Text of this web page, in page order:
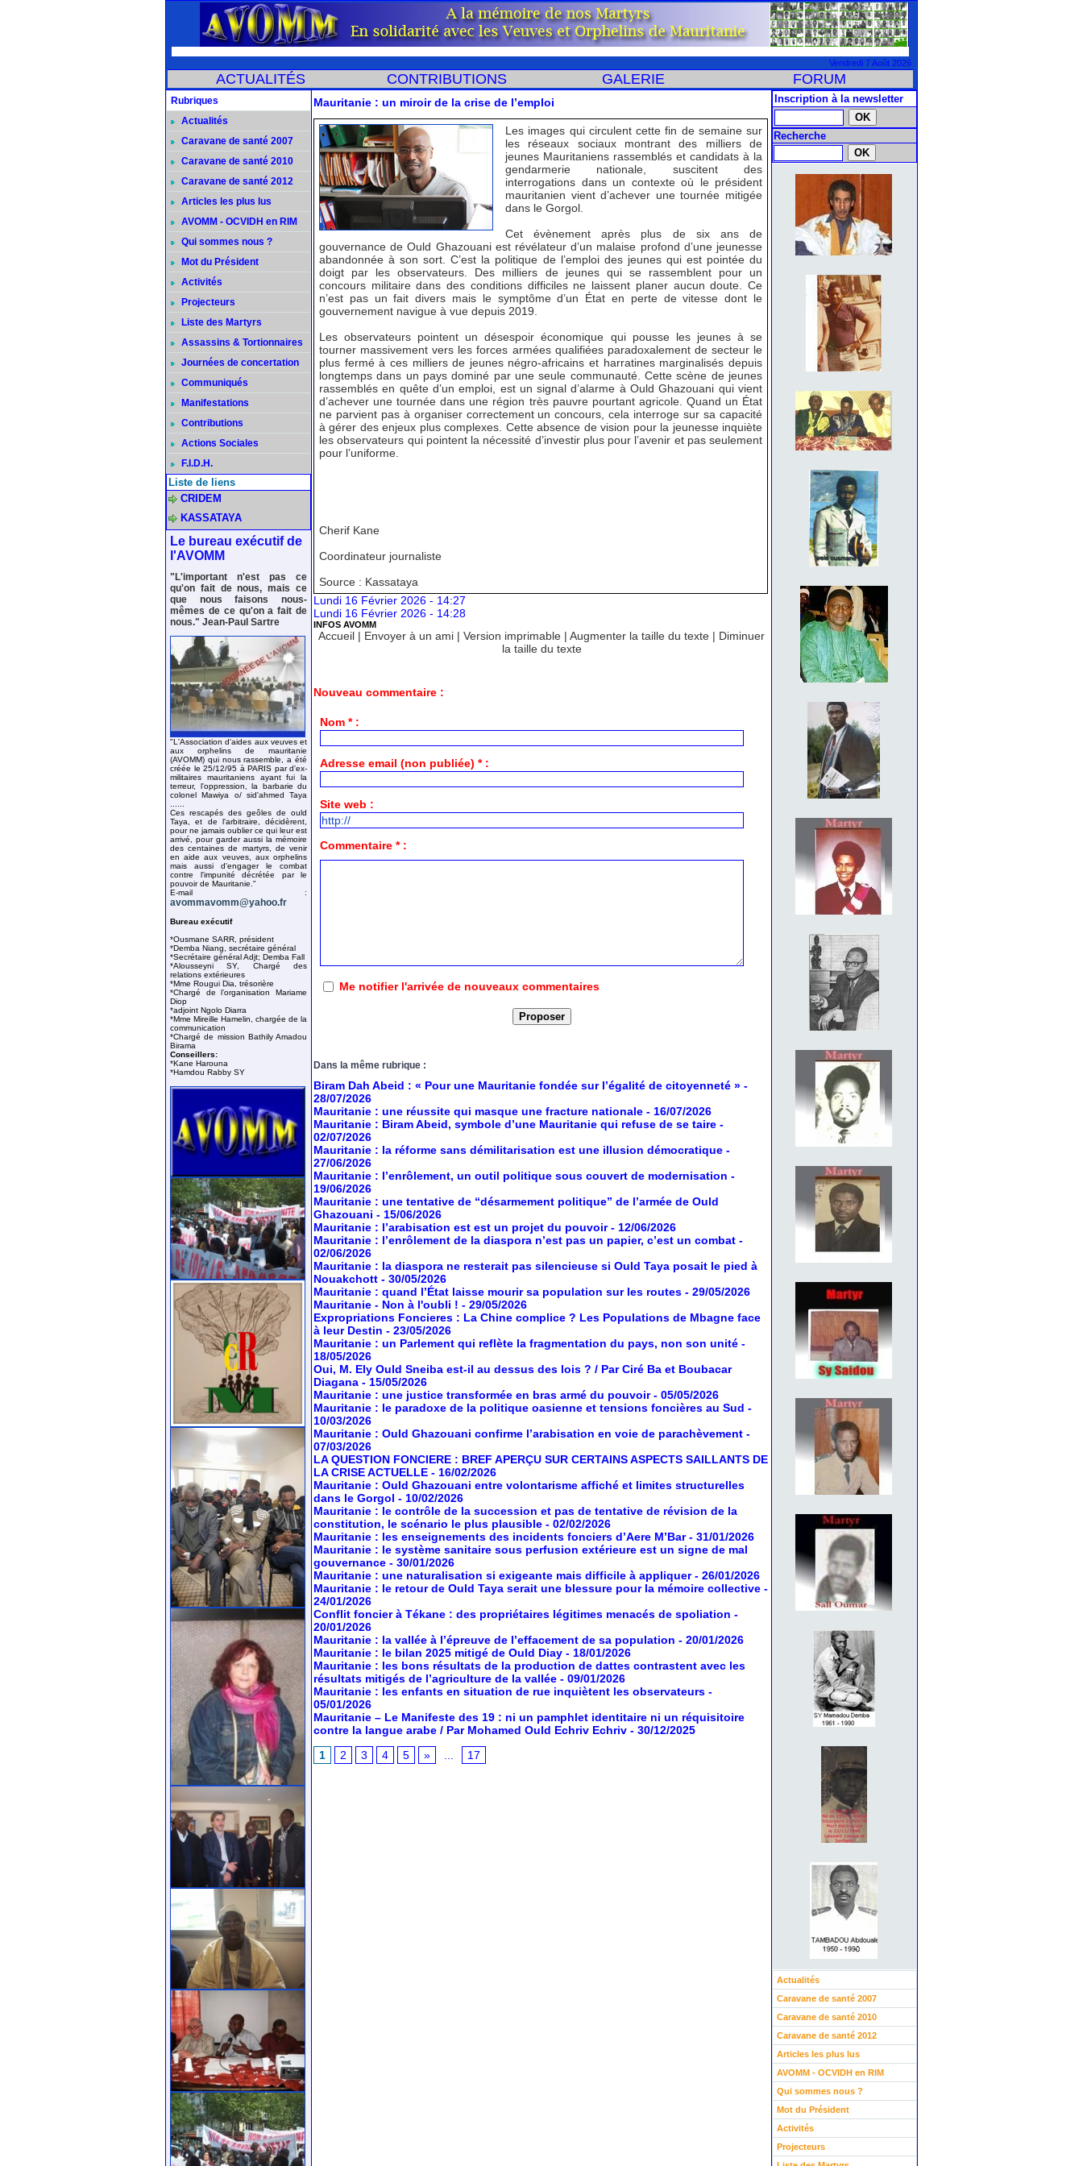
Vendredi 7 Août 2026
ACTUALITÉS CONTRIBUTIONS GALERIE FORUM
Rubriques
Actualités
Caravane de santé 2007
Caravane de santé 2010
Caravane de santé 2012
Articles les plus lus
AVOMM - OCVIDH en RIM
Qui sommes nous ?
Mot du Président
Activités
Projecteurs
Liste des Martyrs
Assassins & Tortionnaires
Journées de concertation
Communiqués
Manifestations
Contributions
Actions Sociales
F.I.D.H.
Liste de liens
CRIDEM
KASSATAYA
Le bureau exécutif de
l'AVOMM
"L'important n'est pas ce
qu'on fait de nous, mais ce
que nous faisons nous-
mêmes de ce qu'on a fait de
nous." Jean-Paul Sartre
"L'Association d'aides aux veuves et
aux orphelins de mauritanie
(AVOMM) qui nous rassemble, a été
créée le 25/12/95 à PARIS par d'ex-
militaires mauritaniens ayant fui la
terreur, l'oppression, la barbarie du
colonel Mawiya o/ sid'ahmed Taya
Ces rescapés des geôles de ould
Taya, et de l'arbitraire, décidèrent,
pour ne jamais oublier ce qui leur est
arrivé, pour garder aussi la mémoire
des centaines de martyrs, de venir
en aide aux veuves, aux orphelins
mais aussi d'engager le combat
contre l'impunité décrétée par le
pouvoir de Mauritanie."
E-mail :
avommavomm@yahoo.fr
Bureau exécutif
*Ousmane SARR, président
*Demba Niang, secrétaire général
*Secrétaire général Adjt; Demba Fall
*Alousseyni SY, Chargé des
relations extérieures
*Mme Rougui Dia, trésorière
*Chargé de l’organisation Mariame
Diop
*adjoint Ngolo Diarra
*Mme Mireille Hamelin, chargée de la
communication
*Chargé de mission Bathily Amadou
Birama
Conseillers:
*Kane Harouna
*Hamdou Rabby SY
Mauritanie : un miroir de la crise de l’emploi
Les images qui circulent cette fin de semaine sur
les réseaux sociaux montrant des milliers de
jeunes Mauritaniens rassemblés et candidats à la
gendarmerie nationale, suscitent des
interrogations dans un contexte où le président
mauritanien vient d’achever une tournée mitigée
dans le Gorgol.
Cet évènement après plus de six ans de
gouvernance de Ould Ghazouani est révélateur d’un malaise profond d’une jeunesse
abandonnée à son sort. C’est la politique de l’emploi des jeunes qui est pointée du
doigt par les observateurs. Des milliers de jeunes qui se rassemblent pour un
concours militaire dans des conditions difficiles ne laissent planer aucun doute. Ce
n’est pas un fait divers mais le symptôme d’un État en perte de vitesse dont le
gouvernement navigue à vue depuis 2019.
Les observateurs pointent un désespoir économique qui pousse les jeunes à se
tourner massivement vers les forces armées qualifiées paradoxalement de secteur le
plus fermé à ces milliers de jeunes négro-africains et harratines marginalisés depuis
longtemps dans un pays dominé par une seule communauté. Cette scène de jeunes
rassemblés en quête d’un emploi, est un signal d’alarme à Ould Ghazouani qui vient
d’achever une tournée dans une région très pauvre pourtant agricole. Quand un État
ne parvient pas à organiser correctement un concours, cela interroge sur sa capacité
à gérer des enjeux plus complexes. Cette absence de vision pour la jeunesse inquiète
les observateurs qui pointent la nécessité d’investir plus pour l’avenir et pas seulement
pour l’uniforme.
Cherif Kane
Coordinateur journaliste
Source : Kassataya
Lundi 16 Février 2026 - 14:27
Lundi 16 Février 2026 - 14:28
INFOS AVOMM
Accueil | Envoyer à un ami | Version imprimable | Augmenter la taille du texte | Diminuer
la taille du texte
Nouveau commentaire :
Nom * :
Adresse email (non publiée) * :
Site web :
Commentaire * :
Me notifier l'arrivée de nouveaux commentaires
Dans la même rubrique :
Biram Dah Abeid : « Pour une Mauritanie fondée sur l’égalité de citoyenneté » -
28/07/2026
Mauritanie : une réussite qui masque une fracture nationale - 16/07/2026
Mauritanie : Biram Abeid, symbole d’une Mauritanie qui refuse de se taire -
02/07/2026
Mauritanie : la réforme sans démilitarisation est une illusion démocratique -
27/06/2026
Mauritanie : l’enrôlement, un outil politique sous couvert de modernisation -
19/06/2026
Mauritanie : une tentative de “désarmement politique” de l’armée de Ould
Ghazouani - 15/06/2026
Mauritanie : l’arabisation est est un projet du pouvoir - 12/06/2026
Mauritanie : l’enrôlement de la diaspora n’est pas un papier, c’est un combat -
02/06/2026
Mauritanie : la diaspora ne resterait pas silencieuse si Ould Taya posait le pied à
Nouakchott - 30/05/2026
Mauritanie : quand l’État laisse mourir sa population sur les routes - 29/05/2026
Mauritanie - Non à l'oubli ! - 29/05/2026
Expropriations Foncieres : La Chine complice ? Les Populations de Mbagne face
à leur Destin - 23/05/2026
Mauritanie : un Parlement qui reflète la fragmentation du pays, non son unité -
18/05/2026
Oui, M. Ely Ould Sneiba est-il au dessus des lois ? / Par Ciré Ba et Boubacar
Diagana - 15/05/2026
Mauritanie : une justice transformée en bras armé du pouvoir - 05/05/2026
Mauritanie : le paradoxe de la politique oasienne et tensions foncières au Sud -
10/03/2026
Mauritanie : Ould Ghazouani confirme l’arabisation en voie de parachèvement -
07/03/2026
LA QUESTION FONCIERE : BREF APERÇU SUR CERTAINS ASPECTS SAILLANTS DE
LA CRISE ACTUELLE - 16/02/2026
Mauritanie : Ould Ghazouani entre volontarisme affiché et limites structurelles
dans le Gorgol - 10/02/2026
Mauritanie : le contrôle de la succession et pas de tentative de révision de la
constitution, le scénario le plus plausible - 02/02/2026
Mauritanie : les enseignements des incidents fonciers d’Aere M’Bar - 31/01/2026
Mauritanie : le système sanitaire sous perfusion extérieure est un signe de mal
gouvernance - 30/01/2026
Mauritanie : une naturalisation si exigeante mais difficile à appliquer - 26/01/2026
Mauritanie : le retour de Ould Taya serait une blessure pour la mémoire collective -
24/01/2026
Conflit foncier à Tékane : des propriétaires légitimes menacés de spoliation -
20/01/2026
Mauritanie : la vallée à l’épreuve de l’effacement de sa population - 20/01/2026
Mauritanie : le bilan 2025 mitigé de Ould Diay - 18/01/2026
Mauritanie : les bons résultats de la production de dattes contrastent avec les
résultats mitigés de l’agriculture de la vallée - 09/01/2026
Mauritanie : les enfants en situation de rue inquiètent les observateurs -
05/01/2026
Mauritanie – Le Manifeste des 19 : ni un pamphlet identitaire ni un réquisitoire
contre la langue arabe / Par Mohamed Ould Echriv Echriv - 30/12/2025
1
2 3 4 5 » ... 17
Inscription à la newsletter
Recherche
Actualités
Caravane de santé 2007
Caravane de santé 2010
Caravane de santé 2012
Articles les plus lus
AVOMM - OCVIDH en RIM
Qui sommes nous ?
Mot du Président
Activités
Projecteurs